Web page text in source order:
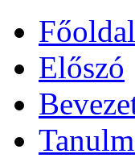
Főoldal
Előszó